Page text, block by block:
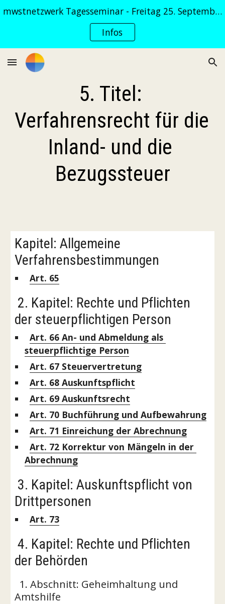
Skip to main content Skip to navigation
mwstnetzwerk Tagesseminar - Freitag 25. September 2026
Infos
5. Titel:
Verfahrensrecht für die
Inland- und die
Bezugssteuer
Kapitel: Allgemeine
Verfahrensbestimmungen
Art. 65
der steuerpflichtigen Person
Art. 66 An- und Abmeldung als
steuerpflichtige Person
Art. 67 Steuervertretung
Art. 68 Auskunftspflicht
Art. 69 Auskunftsrecht
Art. 70 Buchführung und Aufbewahrung
Art. 71 Einreichung der Abrechnung
Art. 72 Korrektur von Mängeln in der
Abrechnung
Drittpersonen
Art. 73
4. Kapitel: Rechte und Pflichten
der Behörden
Amtshilfe